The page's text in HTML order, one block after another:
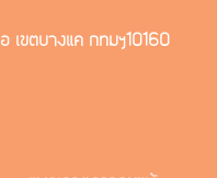
เขตบางแค กทมฯ10160